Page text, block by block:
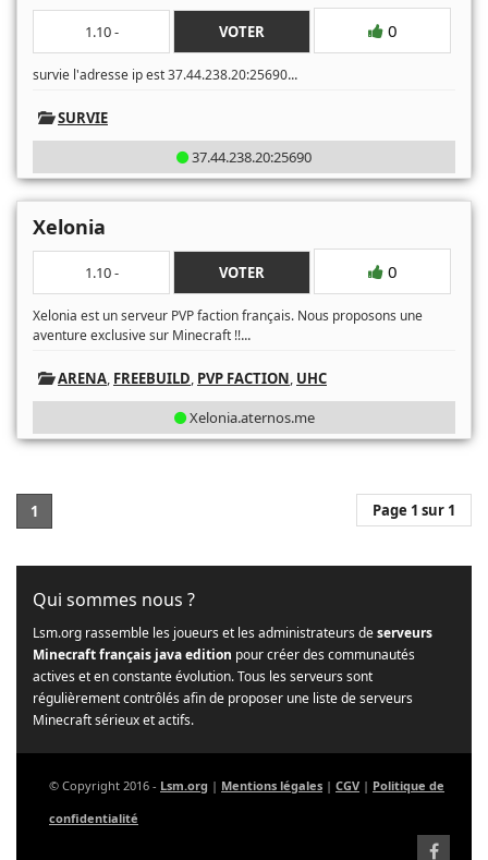
1.10 - VOTER 0
survie l'adresse ip est 37.44.238.20:25690...
SURVIE
37.44.238.20:25690
Xelonia
1.10 - VOTER 0
Xelonia est un serveur PVP faction français. Nous proposons une
aventure exclusive sur Minecraft !!...
ARENA, FREEBUILD, PVP FACTION, UHC
Xelonia.aternos.me
1 Page 1 sur 1
Qui sommes nous ?
Lsm.org rassemble les joueurs et les administrateurs deserveurs
Minecraft français java edition pour créer des communautés
actives et en constante évolution. Tous les serveurs sont
régulièrement contrôlés afin de proposer une liste de serveurs
Minecraft sérieux et actifs.
© Copyright 2016 - Lsm.org | Mentions légales | CGV | Politique de
confidentialité